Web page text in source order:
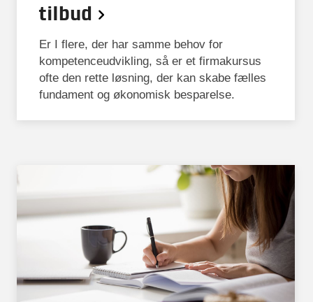
tilbud
Er I flere, der har samme behov for
kompetenceudvikling, så er et firmakursus
ofte den rette løsning, der kan skabe fælles
fundament og økonomisk besparelse.